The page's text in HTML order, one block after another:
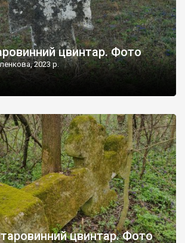
цвинтар. Фото
2023 р.
цвинтар. Фото